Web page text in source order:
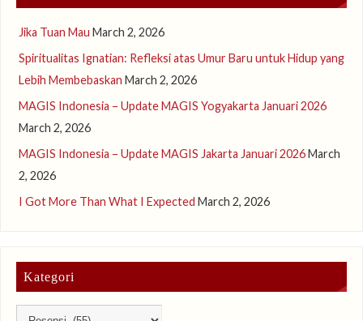
Jika Tuan Mau March 2, 2026
Spiritualitas Ignatian: Refleksi atas Umur Baru untuk Hidup yang
Lebih Membebaskan March 2, 2026
MAGIS Indonesia – Update MAGIS Yogyakarta Januari 2026
March 2, 2026
MAGIS Indonesia – Update MAGIS Jakarta Januari 2026March
2, 2026
I Got More Than What I Expected March 2, 2026
Kategori